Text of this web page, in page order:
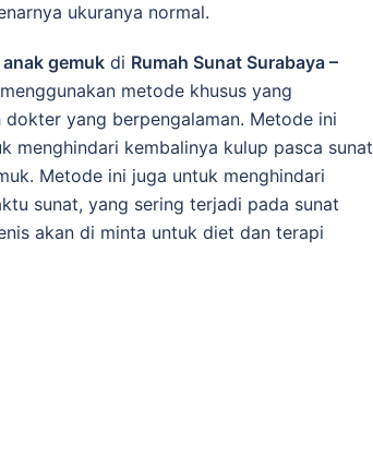
ukuranya normal.
gemuk di Rumah Sunat Surabaya –
menggunakan metode khusus yang
dokter yang berpengalaman. Metode ini
menghindari kembalinya kulup pasca sunat
Metode ini juga untuk menghindari
sunat, yang sering terjadi pada sunat
akan di minta untuk diet dan terapi